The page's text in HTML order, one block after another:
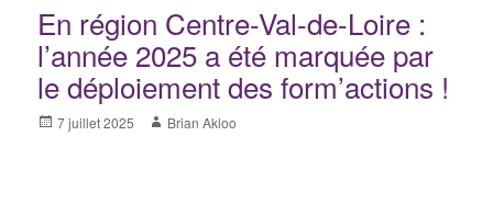
En région Centre-Val-de-Loire :
l’année 2025 a été marquée par
le déploiement des form’actions !
7 juillet 2025 Brian Akloo